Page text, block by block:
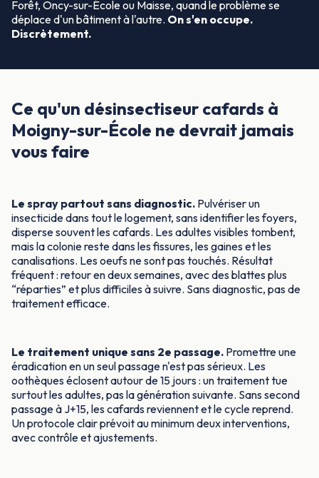
Forêt, Oncy-sur-École ou Maisse, quand le problème se
déplace d'un bâtiment à l'autre. On s'en occupe.
Discrètement.
Ce qu'un désinsectiseur cafards à
Moigny-sur-École ne devrait jamais
vous faire
Le spray partout sans diagnostic. Pulvériser un
insecticide dans tout le logement, sans identifier les foyers,
disperse souvent les cafards. Les adultes visibles tombent,
mais la colonie reste dans les fissures, les gaines et les
canalisations. Les oeufs ne sont pas touchés. Résultat
fréquent : retour en deux semaines, avec des blattes plus
“réparties” et plus difficiles à suivre. Sans diagnostic, pas de
traitement efficace.
Le traitement unique sans 2e passage. Promettre une
éradication en un seul passage n'est pas sérieux. Les
oothèques éclosent autour de 15 jours : un traitement tue
surtout les adultes, pas la génération suivante. Sans second
passage à J+15, les cafards reviennent et le cycle reprend.
Un protocole clair prévoit au minimum deux interventions,
avec contrôle et ajustements.